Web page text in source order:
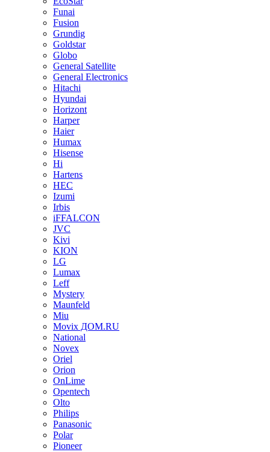
Funai
Fusion
Grundig
Goldstar
Globo
General Satellite
General Electronics
Hitachi
Hyundai
Horizont
Harper
Haier
Humax
Hisense
Hi
Hartens
HEC
Izumi
Irbis
iFFALCON
JVC
Kivi
KION
LG
Lumax
Leff
Mystery
Maunfeld
Miu
Movix ДОМ.RU
National
Novex
Oriel
Orion
OnLime
Opentech
Olto
Philips
Panasonic
Polar
Pioneer